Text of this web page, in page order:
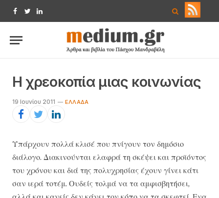
Facebook
TwitterLinkedIn
Η χρεοκοπία μιας κοινωνίας
19 Ιουνίου 2011 EΛΛΆΔΑ
Υπάρχουν πολλά κλισέ που πνίγουν τον δημόσιο
διάλογο. Διακινούνται ελαφρά τη σκέψει και προϊόντος
του χρόνου και διά της πολυχρησίας έχουν γίνει κάτι
σαν ιερά τοτέμ. Ουδείς τολμά να τα αμφισβητήσει,